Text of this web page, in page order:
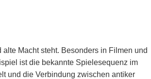
Macht steht. Besonders in Filmen und
ist die bekannte Spielesequenz im
und die Verbindung zwischen antiker